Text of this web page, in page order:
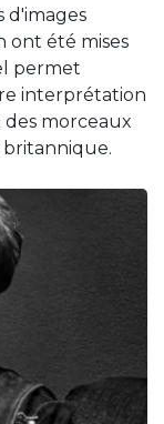
d'images
ont été mises
permet
interprétation
morceaux